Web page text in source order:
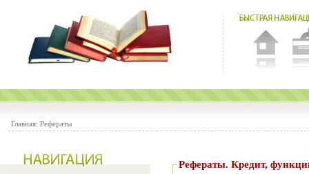
Главная: Рефераты
Рефераты. Кредит,